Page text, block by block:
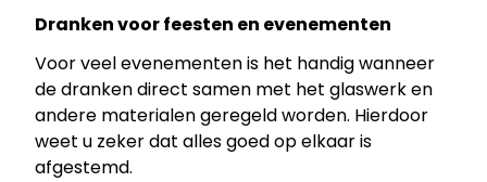
Dranken voor feesten en evenementen
Voor veel evenementen is het handig wanneer
de dranken direct samen met het glaswerk en
andere materialen geregeld worden. Hierdoor
weet u zeker dat alles goed op elkaar is
afgestemd.